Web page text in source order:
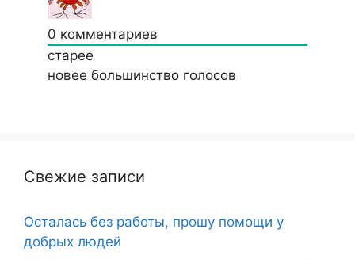
0 комментариев
старее
новее большинство голосов
Свежие записи
Осталась без работы, прошу помощи у
добрых людей